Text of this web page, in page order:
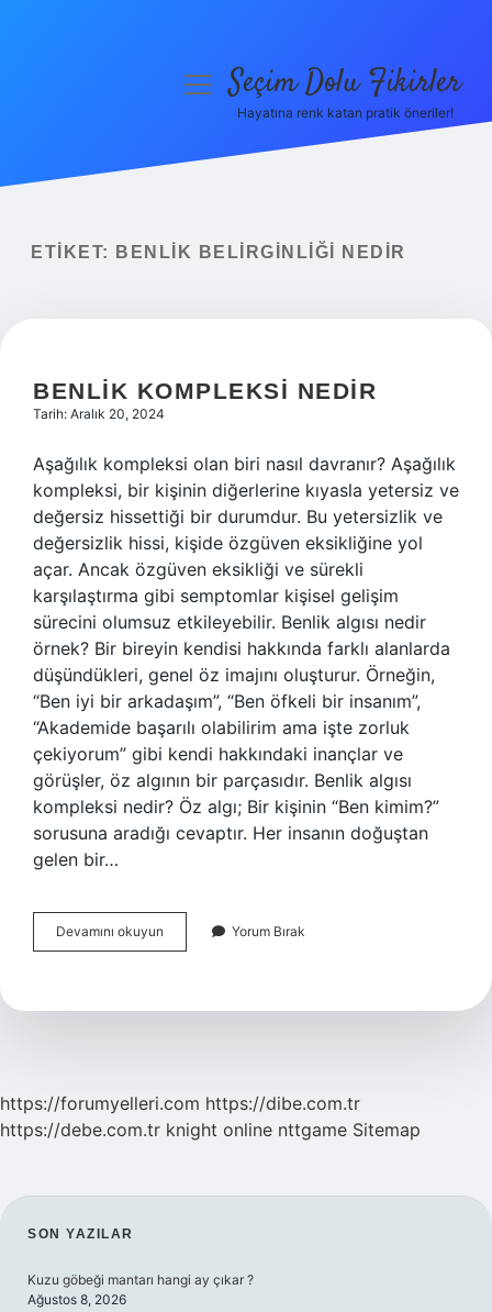
Yasal Uyarı
menüyüSeçim Dolu Fikirler
Hayatına renk katan pratik öneriler!
ETIKET: BENLIK BELIRGINLIĞI NEDIR
BENLIK KOMPLEKSI NEDIR
Tarih: Aralık 20, 2024
Aşağılık kompleksi olan biri nasıl davranır? Aşağılık
kompleksi, bir kişinin diğerlerine kıyasla yetersiz ve
değersiz hissettiği bir durumdur. Bu yetersizlik ve
değersizlik hissi, kişide özgüven eksikliğine yol
açar. Ancak özgüven eksikliği ve sürekli
karşılaştırma gibi semptomlar kişisel gelişim
sürecini olumsuz etkileyebilir. Benlik algısı nedir
örnek? Bir bireyin kendisi hakkında farklı alanlarda
düşündükleri, genel öz imajını oluşturur. Örneğin,
“Ben iyi bir arkadaşım”, “Ben öfkeli bir insanım”,
“Akademide başarılı olabilirim ama işte zorluk
çekiyorum” gibi kendi hakkındaki inançlar ve
görüşler, öz algının bir parçasıdır. Benlik algısı
kompleksi nedir? Öz algı; Bir kişinin “Ben kimim?”
sorusuna aradığı cevaptır. Her insanın doğuştan
gelen bir…
Devamını okuyun
Kompleksi
Yorum Bırak
https://forumyelleri.com https://dibe.com.tr
https://debe.com.tr knight online nttgame Sitemap
SIDEBAR
SON YAZILAR
Kuzu göbeği mantarı hangi ay çıkar ?
Ağustos 8, 2026